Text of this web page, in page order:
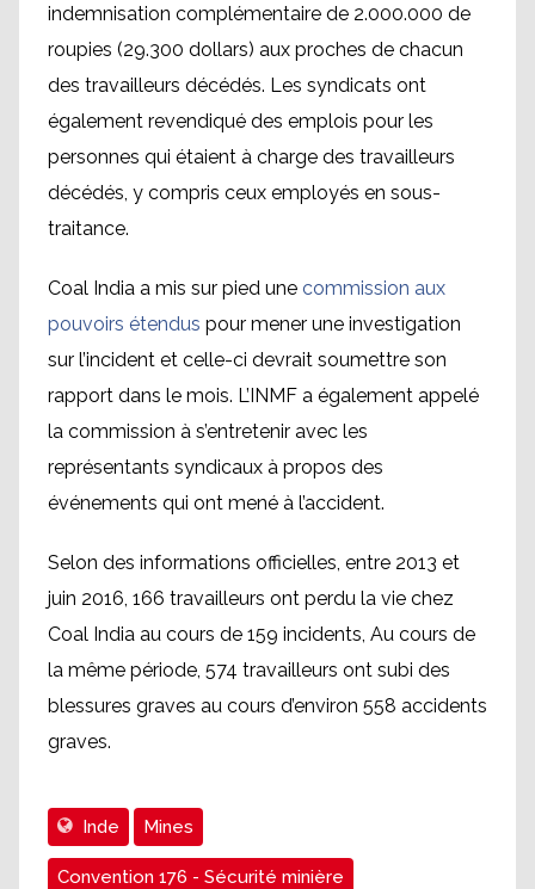
indemnisation complémentaire de 2.000.000 de
roupies (29.300 dollars) aux proches de chacun
des travailleurs décédés. Les syndicats ont
également revendiqué des emplois pour les
personnes qui étaient à charge des travailleurs
décédés, y compris ceux employés en sous-
traitance.
Coal India a mis sur pied une commission aux
pouvoirs étendus pour mener une investigation
sur l’incident et celle-ci devrait soumettre son
rapport dans le mois. L’INMF a également appelé
la commission à s’entretenir avec les
représentants syndicaux à propos des
événements qui ont mené à l’accident.
Selon des informations officielles, entre 2013 et
juin 2016, 166 travailleurs ont perdu la vie chez
Coal India au cours de 159 incidents, Au cours de
la même période, 574 travailleurs ont subi des
blessures graves au cours d’environ 558 accidents
graves.
Inde Mines
Convention 176 - Sécurité minière